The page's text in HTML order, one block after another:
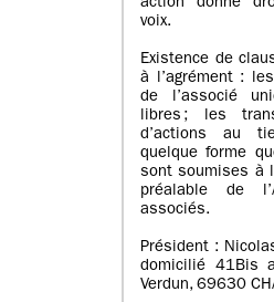
action donne
voix.
Existence de
à l’agrément :
de l’associé
libres ; les
d’actions au
quelque forme
sont soumises à
préalable de
associés.
Président :
domicilié 41Bis
Verdun, 69630